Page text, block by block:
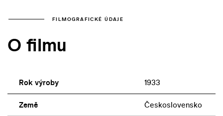
FILMOGRAFICKÉ ÚDAJE
O filmu
Rok výroby 1933
Země Československo